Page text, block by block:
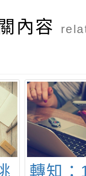
內容
轉知